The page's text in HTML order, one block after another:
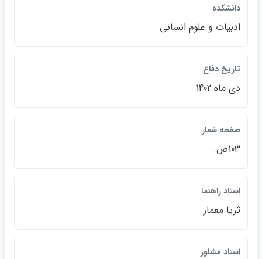
دانشكده
ادبيات و علوم انساني
تاريخ دفاع
دي ماه 1402
صفحه شمار
103ص.
استاد راهنما
ثريا معمار
استاد مشاور